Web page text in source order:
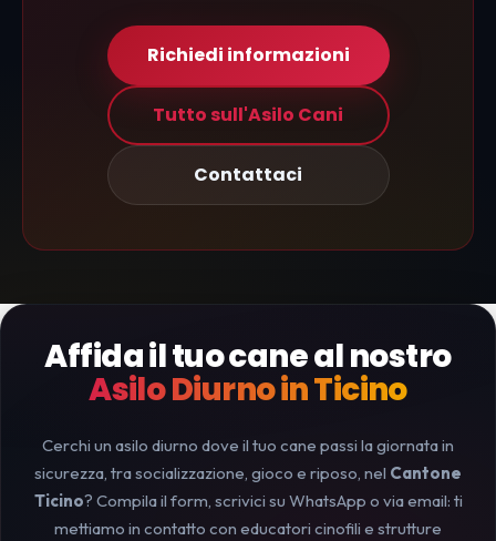
Richiedi informazioni
Tutto sull'Asilo Cani
Contattaci
Affida il tuo cane al nostro
Asilo Diurno in Ticino
Cerchi un asilo diurno dove il tuo cane passi la giornata in
sicurezza, tra socializzazione, gioco e riposo, nel Cantone
Ticino? Compila il form, scrivici su WhatsApp o via email: ti
mettiamo in contatto con educatori cinofili e strutture